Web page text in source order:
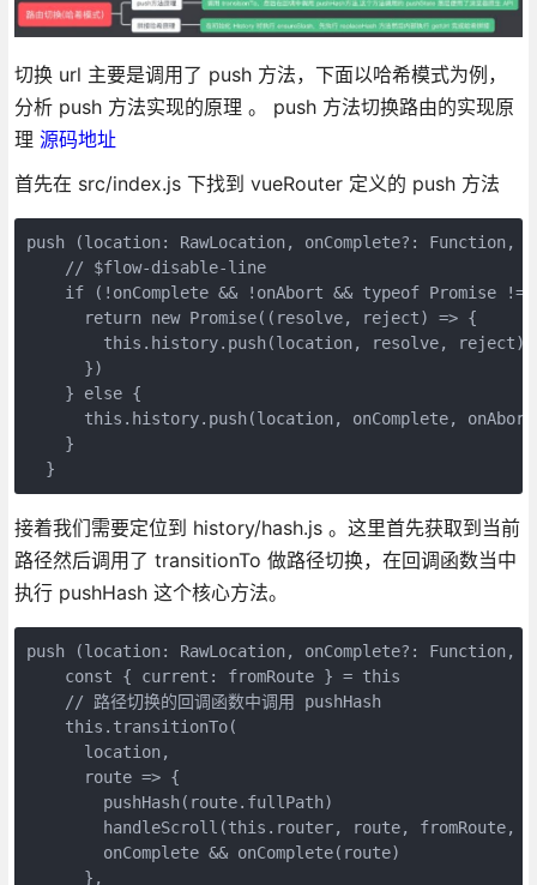
切换 url 主要是调用了 push 方法，下面以哈希模式为例，
分析 push 方法实现的原理 。 push 方法切换路由的实现原
理 源码地址
首先在 src/index.js 下找到 vueRouter 定义的 push 方法
push (location: RawLocation, onComplete?: Function,
    // $flow-disable-line
if (!onComplete && !onAbort && typeof Promise
      return new Promise((resolve, reject) => {
        this.history.push(location, resolve, reject)
      })
    } else {
this.history.push(location, onComplete,
    }
  }
接着我们需要定位到 history/hash.js 。这里首先获取到当前
路径然后调用了 transitionTo 做路径切换，在回调函数当中
执行 pushHash 这个核心方法。
push (location: RawLocation, onComplete?: Function,
    const { current: fromRoute } = this
    // 路径切换的回调函数中调用 pushHash
    this.transitionTo(
      location,
      route => {
        pushHash(route.fullPath)
handleScroll(this.router, route, fromRoute,
        onComplete && onComplete(route)
      },